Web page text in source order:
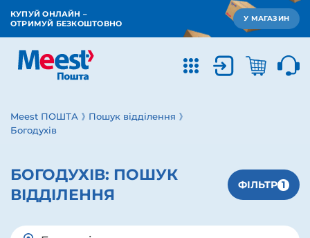
КУПУЙ ОНЛАЙН –
ОТРИМУЙ БЕЗКОШТОВНО
У МАГАЗИН
Meest ПОШТА
Пошук відділення
Богодухів
БОГОДУХІВ: ПОШУК
ВІДДІЛЕННЯ
ФІЛЬТР 1